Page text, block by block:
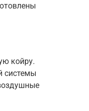
койру.
системы